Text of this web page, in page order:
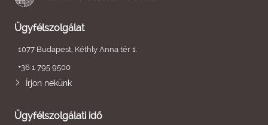
Ügyfélszolgálat
1077 Budapest, Kéthly Anna tér 1.
+36 1 795 9500
Írjon nekünk
Ügyfélszolgálati idő